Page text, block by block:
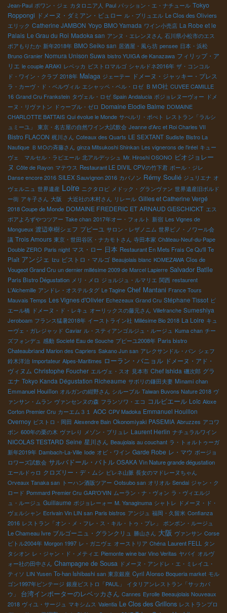
Jean-Paul ポワン・ジェ カタロニア人 Paul パッション・エ・ナチュール Tokyo
Roppongi ドメーヌ・ダミアン・ビュロー ル・ブリュエル Le Clos des Oliviers
エリック Catherine JAMBON Yoyo BMO Yamada ワイン小売店 La Robe et le
Palais Le Grau du Roi Madoka san アンヌ・エレンヌさん 石川県小松市のエス
ポアもりたか 新年2018年 BMO Seiko san 居酒屋・風ら坊 pensee 日本・浜松
Bruno Granier Nomura Unison Suwa bistro YUIGA de Kanazawa フィリップ・ア
リエ le couple ARAKI レベッカ ビストロマルゴ シャルドネ2016年 ザ・コンコル
ド・ワイン・クラブ 2018年 Malaga ジェーテー ドメーヌ・ジャッキー・プレス
ラ・カーヴ・ド・ベルヴィル エシャッペ・ベル・ロゼ ＢＭО社 CUVEE CAMILLE
16 Grand Cru Frankstein タヴェル・ロゼ Spain Andalucia ボジョレヌーヴォー ドメ
ーヌ・リヴァトン ドゥーブル・ゼロ Domaine Elodie Balme DOMAINE
CHARLOTTE BATTAIS Qui évolue le Monde サぺルリ・ポぺト レストラン「ラルシ
ュミーユ」
東京・名古屋の自然ワイン大試飲会 Jeanne d'Arc et Roi Charles VII
Bistro FLACON 梶川さん Coteaux des Quarts LE SEXTANT Sudiste Bistro La
Nautique ＢＭОの斉藤さん ginza Mitsukoshi Shinkan Les vignerons de l'iréel キュー
ヴェ マルセル・ラピエール 北アルデッシュ Mr. Hiroshi OSONO ビオジョレー
ヌ Côte de Rayon マテウス Restaurant LE DIVIL CPVの竹下君 ポール・ジレ
Danse encore 2016 SILEX Sauvignon 2016 カバノン Rémy Soulié ジュリエナ オ
ヴェルニュ 世界遺産 Loire ニクタロピ メドック・グランヴァン 世界遺産旧ボルド
ー街 アキ子さん 大阪 大近社の木村さん リレール Gilles et Catherine Vergé
2018 Coupe de Monde DOMAINE FREDERIC ET ARNAUD GESCHICKT エス
ポアよろずやつツアー Take chan 2017年オー・フォルト 新宿 Les Vignes de
Mongueux 渡辺幸樹シェフ プピーユ サロン・レザノニム 世界ピノ・ノワール会
議 Trois Amours 東京・世田谷区・ナカモトさん 寺田本家 Château-Neuf-du-Pape
Double ZERO Paris night マス・ロー 日本 Restaurant En Mets Frais Ce Qu'Il Te
Plaît アンジェ Izu ビストロ・マルゴ Beaujolais blanc KOMEZAWA Clos de
Vougeot Grand Cru un dernier millésime 2009 de Marcel Lapierre Salvador Batlle
Paris Bistro Dégustation メリ・メロ ジョルジュ・ルマリエ 関西 restaurent
L'Alchemille アンドレ・オステルタグ Le Tagine Chef Mantani France Tours
Mauvais Temps Les Vignes d'Olivier Echezeaux Grand Cru Stéphane Tissot ピ
エール橋 ドメーヌ・ド・レキュ オーリックスの藤元さん Villefranche Sumeshiya
Jeroboam フランス猛暑2018年 イーストライン社 Millésime Bio 2018 La Loire キュ
ーヴェ・ガレジャッド Caviar ル・スティアンゴルジュ・ルージュ Kuma chan チー
ズフォンデュ 感動 Societé Eau de Souche プピーユ2008年 Paris bistro
Chateaubriand Marion des Capriers Sakano Jun san アレクサンドル・バン シェフ
鈴木洋治 Importateur Alpes-Maritimes ローラン・バニョル ドメーヌ・アド・
ヴィヌム Christophe Foucher エルヴェ・スオ 見本市 Chef Ishida 磯次郎 グラ
エナ Tokyo Kanda Dégustation Richeaume サボリの鎌田夫妻 Minami chan
Emmanuel Houillon オルガンの紺野さん シルーブル Taiwan Buvons Nature 2018 ヴ
ァンサン・ムラン ヴァンセンヌの森 フランソワ・エコ コルビエール Loïc Aloxe
Corton Premier Cru カーエム３１ AOC CPV Madoka Emmanuel Houillon
Overnoy ビストロ・岡田 Alexendre Bain Okonomiyaki PASEMIA Abruzzes アコワ
ボン 600年の栗の木 ヴァレり メゾン・ブリュレ Laurent Herlin ナチュラルワイン
NICOLAS TESTARD Seine 星川さん Beaujolais au couchant ラ・トォルトゥーガ
新年2019年 Dambach-La-Ville Iode オビ・ワイン Garde Robe レ・マウ ボージョ
ロワーズ試飲会 サルバドール・バトル OSAKA Vin Nature grande dégustation
エールドゥロ クロズリー・デ・ムシ ピレネ山脈 長女のマドレーヌちゃん
Orveaux Tanaka san トーハン酒販ツアー Ootsubo san オリオル Sendai ジャン・ク
ロード Pommard Premier Cru GAR'O'VIN ムーラン・ナ・ヴォン ラ・ヴィエルジ
ュ・ルージュ Guillaume ボジョレーォー M. Yanaginuma シャトレ ドメーヌ・ド・
ヴェルシャン Ecrivain Vin LIN san Paris bistros アンジュ 福岡・久留米 Confianza
2016 レストラン「オン・メ・フレ・ス・キル・トゥ・プレ」
ポンポン・ルージュ
Le Chameau Ivre ブルゴーニュ・グランクリュ 勝山さん 大阪 ヴァンサン Corse
ピトル2004年 Morgon 1997 レ・ガニヴェ オーストリア Chéna Laurent FELL
タン
タシオン レ・ジャン・ド・メティエ Piemonte wine bar Vino Veritas ヤバイ オルヴ
ォー社の田中さん Champagne de Sousa ドメーヌ・アンドレ・エ・ミレイユ・
ティソ LIN Yusen To-han Ishibashi san 東京銀座 Cyril Alonso Boqueria market モル
ゴン1997年ビンテージ 銀座ビストロ「PAUL」
イタリアンレストラン「サッカパ
ウ」
台湾インポーターのレベッカさん Cannes Eyrolle Beeaujolais Nouveaux
2018 ヴィユ・サージュ マキシムス Valentia Le Clos des Grillons レストランプロ